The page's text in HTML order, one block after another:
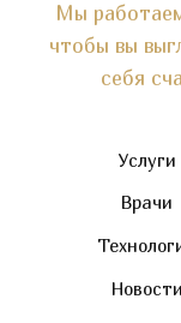
Мы
чтобы вы
себя
Услуги
Врачи
Новости